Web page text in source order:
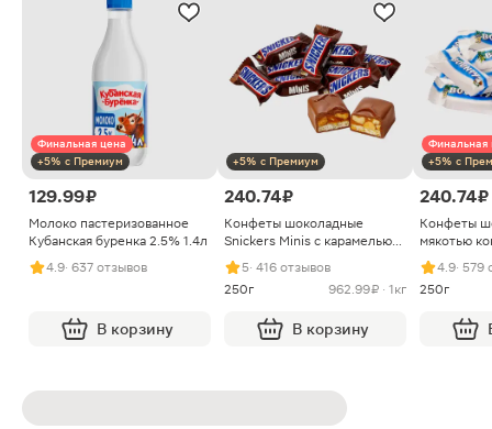
Финальная цена
+5% с Премиум
129.99 ₽
Молоко пастеризованное
Кубанская буренка 2.5% 1.4л
4.9· 637 отзывов
В корзину
+5% с Премиум
240.74 ₽
Конфеты шоколадные
Snickers Minis с карамелью
арахисом и нугой
5· 416 отзывов
250г
962.99 ₽ · 1кг
В корзину
Финальная
+5% с
240.74 ₽
Конфеты
мякотью
4.9· 579
250г